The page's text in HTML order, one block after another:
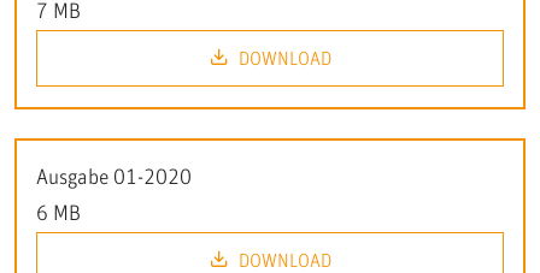
7 MB
DOWNLOAD
Ausgabe 01-2020
6 MB
DOWNLOAD